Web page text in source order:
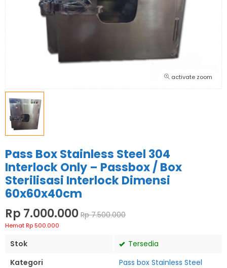
activate zoom
Pass Box Stainless Steel 304
Interlock Only – Passbox / Box
Sterilisasi Interlock Dimensi
60x60x40cm
Rp 7.000.000 Rp 7.500.000
Hemat Rp 500.000
Stok
Tersedia
Kategori
Pass box Stainless Steel